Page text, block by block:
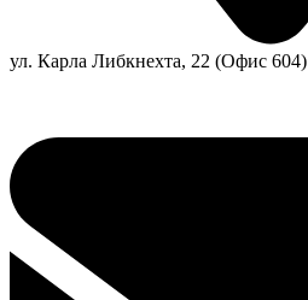
ул. Карла Либкнехта, 22 (Офис 604)